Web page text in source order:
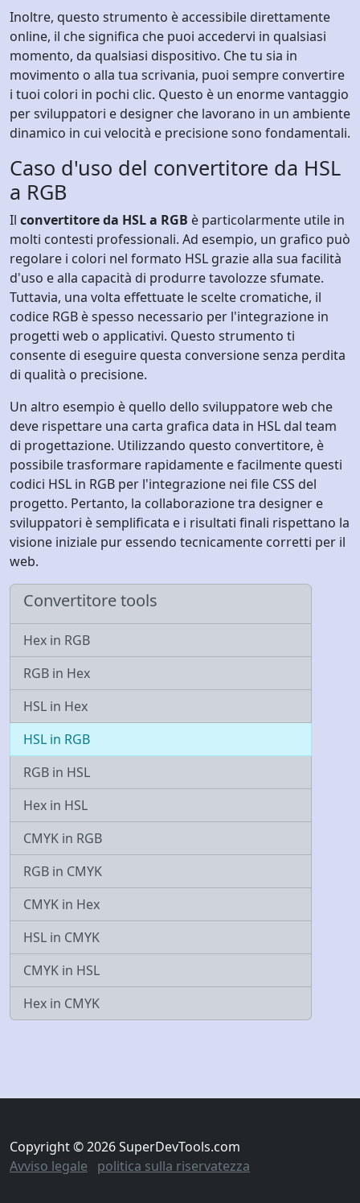
Convertitore tools
Hex in RGB
RGB in Hex
HSL in Hex
HSL in RGB
RGB in HSL
Hex in HSL
CMYK in RGB
RGB in CMYK
CMYK in Hex
HSL in CMYK
CMYK in HSL
Hex in CMYK
Inoltre, questo strumento è accessibile direttamente
online, il che significa che puoi accedervi in ​​qualsiasi
momento, da qualsiasi dispositivo. Che tu sia in
movimento o alla tua scrivania, puoi sempre convertire
i tuoi colori in pochi clic. Questo è un enorme vantaggio
per sviluppatori e designer che lavorano in un ambiente
dinamico in cui velocità e precisione sono fondamentali.
Caso d'uso del convertitore da HSL
a RGB
Il convertitore da HSL a RGB è particolarmente utile in
molti contesti professionali. Ad esempio, un grafico può
regolare i colori nel formato HSL grazie alla sua facilità
d'uso e alla capacità di produrre tavolozze sfumate.
Tuttavia, una volta effettuate le scelte cromatiche, il
codice RGB è spesso necessario per l'integrazione in
progetti web o applicativi. Questo strumento ti
consente di eseguire questa conversione senza perdita
di qualità o precisione.
Un altro esempio è quello dello sviluppatore web che
deve rispettare una carta grafica data in HSL dal team
di progettazione. Utilizzando questo convertitore, è
possibile trasformare rapidamente e facilmente questi
codici HSL in RGB per l'integrazione nei file CSS del
progetto. Pertanto, la collaborazione tra designer e
sviluppatori è semplificata e i risultati finali rispettano la
visione iniziale pur essendo tecnicamente corretti per il
web.
Copyright © 2026 SuperDevTools.com
Avviso legale
politica sulla riservatezza